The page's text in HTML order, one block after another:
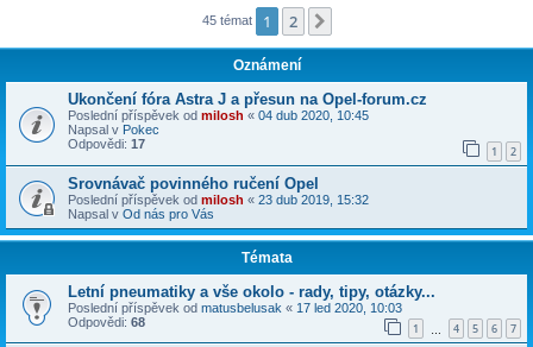
45 témat 1 2
Oznámení
Ukončení fóra Astra J a přesun na Opel-forum.cz
Poslední příspěvek od milosh « 04 dub 2020, 10:45
Napsal v Pokec
Odpovědi: 17 1 2
Srovnávač povinného ručení Opel
Poslední příspěvek od milosh « 23 dub 2019, 15:32
Napsal v Od nás pro Vás
Témata
Letní pneumatiky a vše okolo - rady, tipy, otázky...
Poslední příspěvek od matusbelusak « 17 led 2020, 10:03
Odpovědi: 68 1 4 5 6 7